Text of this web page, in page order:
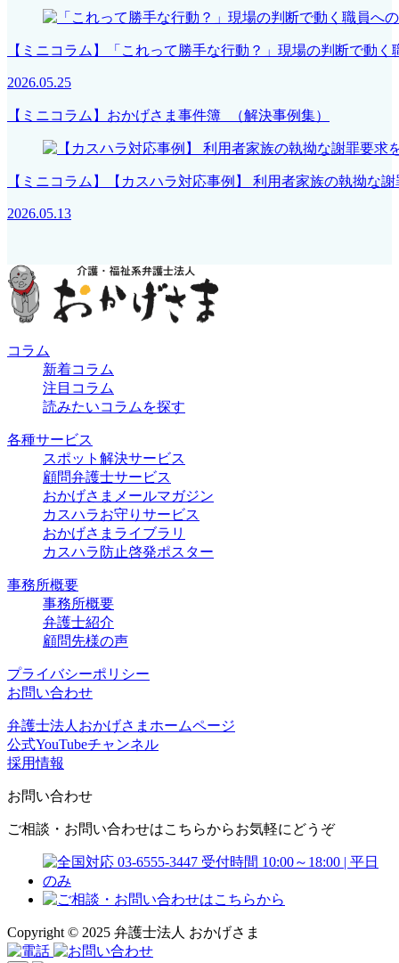
【ミニコラム】「これって勝手な行動？」現場の判断で動
2026.05.25
【ミニコラム】おかげさま事件簿 （解決事例集）
【ミニコラム】【カスハラ対応事例】 利用者家族の執拗な
2026.05.13
コラム
新着コラム
注目コラム
読みたいコラムを探す
各種サービス
スポット解決サービス
顧問弁護士サービス
おかげさまメールマガジン
カスハラお守りサービス
おかげさまライブラリ
カスハラ防止啓発ポスター
事務所概要
事務所概要
弁護士紹介
顧問先様の声
プライバシーポリシー
お問い合わせ
弁護士法人おかげさまホームページ
公式YouTubeチャンネル
採用情報
お問い合わせ
ご相談・お問い合わせはこちらからお気軽にどうぞ
Copyright © 2025 弁護士法人 おかげさま